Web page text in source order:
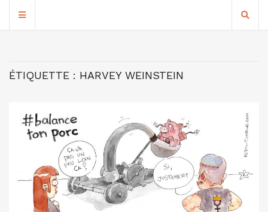
ÉTIQUETTE : HARVEY WEINSTEIN